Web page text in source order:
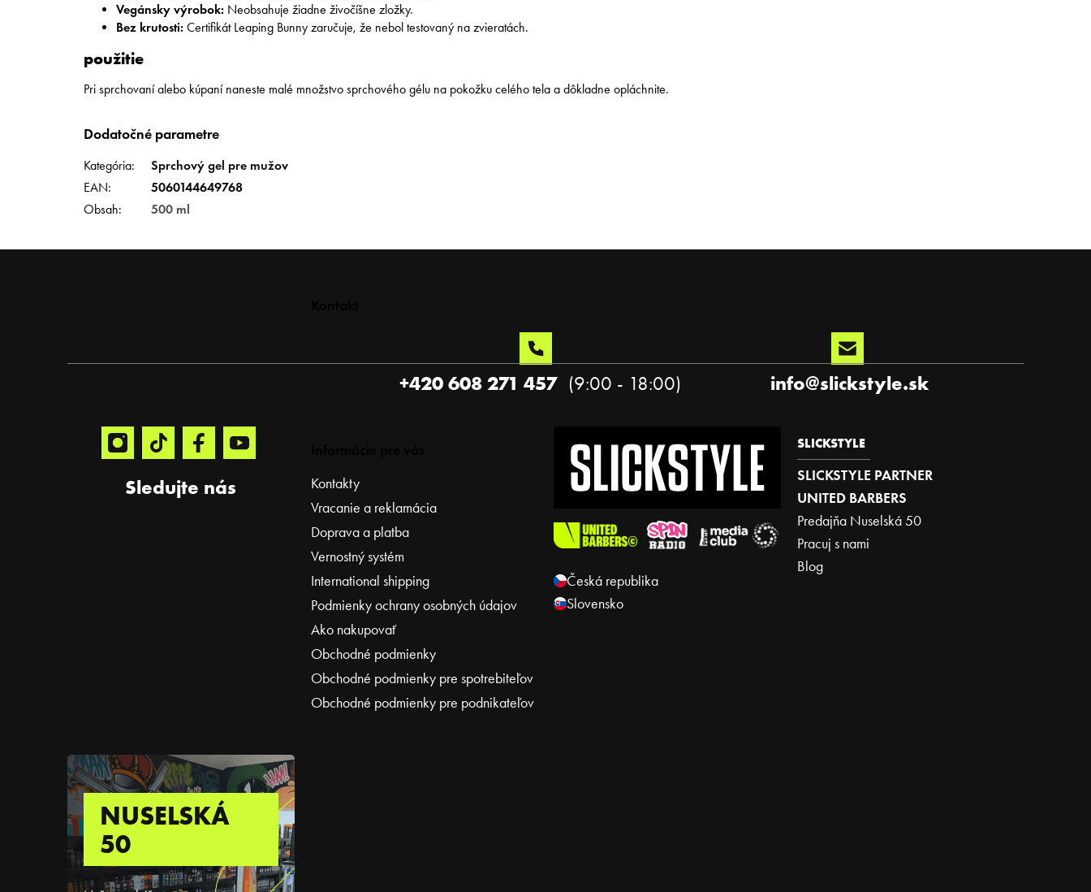
Vegánsky výrobok: Neobsahuje žiadne živočíšne zložky.
Bez krutosti: Certifikát Leaping Bunny zaručuje, že nebol testovaný na zvieratách.
použitie
Pri sprchovaní alebo kúpaní naneste malé množstvo sprchového gélu na pokožku celého tela a dôkladne opláchnite.
Dodatočné parametre
Kategória:
Sprchový gel pre mužov
EAN:
5060144649768
Obsah: 500 ml
Sledujte nás
info@slickstyle.sk
+420 608 271 457
Česká republika
Slovensko
Kontakty
Vracanie a reklamácia
Doprava a platba
Vernostný systém
International shipping
Podmienky ochrany osobných údajov
Ako nakupovať
Obchodné podmienky
Obchodné podmienky pre spotrebiteľov
Obchodné podmienky pre podnikateľov
SLICKSTYLE
SLICKSTYLE PARTNER
UNITED BARBERS
Predajňa Nuselská 50
Pracuj s nami
Blog
NUSELSKÁ
50